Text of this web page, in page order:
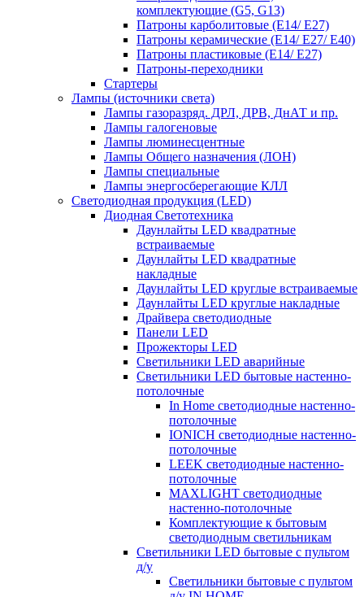
комплектующие (G5, G13)
Патроны карболитовые (E14/ E27)
Патроны керамические (E14/ E27/ E40)
Патроны пластиковые (E14/ E27)
Патроны-переходники
Стартеры
Лампы (источники света)
Лампы газоразряд. ДРЛ, ДРВ, ДнАТ и пр.
Лампы галогеновые
Лампы люминесцентные
Лампы Общего назначения (ЛОН)
Лампы специальные
Лампы энергосберегающие КЛЛ
Светодиодная продукция (LED)
Диодная Светотехника
Даунлайты LED квадратные
встраиваемые
Даунлайты LED квадратные
накладные
Даунлайты LED круглые встраиваемые
Даунлайты LED круглые накладные
Драйвера светодиодные
Панели LED
Прожекторы LED
Светильники LED аварийные
Светильники LED бытовые настенно-
потолочные
In Home светодиодные настенно-
потолочные
IONICH светодиодные настенно-
потолочные
LEEK светодиодные настенно-
потолочные
MAXLIGHT светодиодные
настенно-потолочные
Комплектующие к бытовым
светодиодным светильникам
Светильники LED бытовые с пультом
д/у
Светильники бытовые с пультом